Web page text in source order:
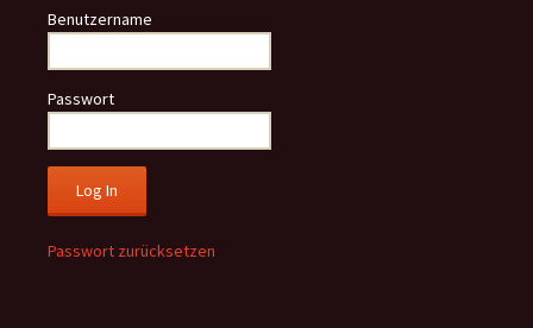
Benutzername
Passwort
Passwort zurücksetzen